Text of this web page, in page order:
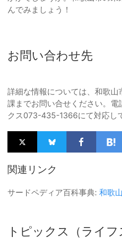
んでみましょう！
お問い合わせ先
詳細な情報については、和歌
課までお問い合せください。
クス073-435-1366にて対応し
関連リンク
サードペディア百科事典: 和歌
トピックス（ライ